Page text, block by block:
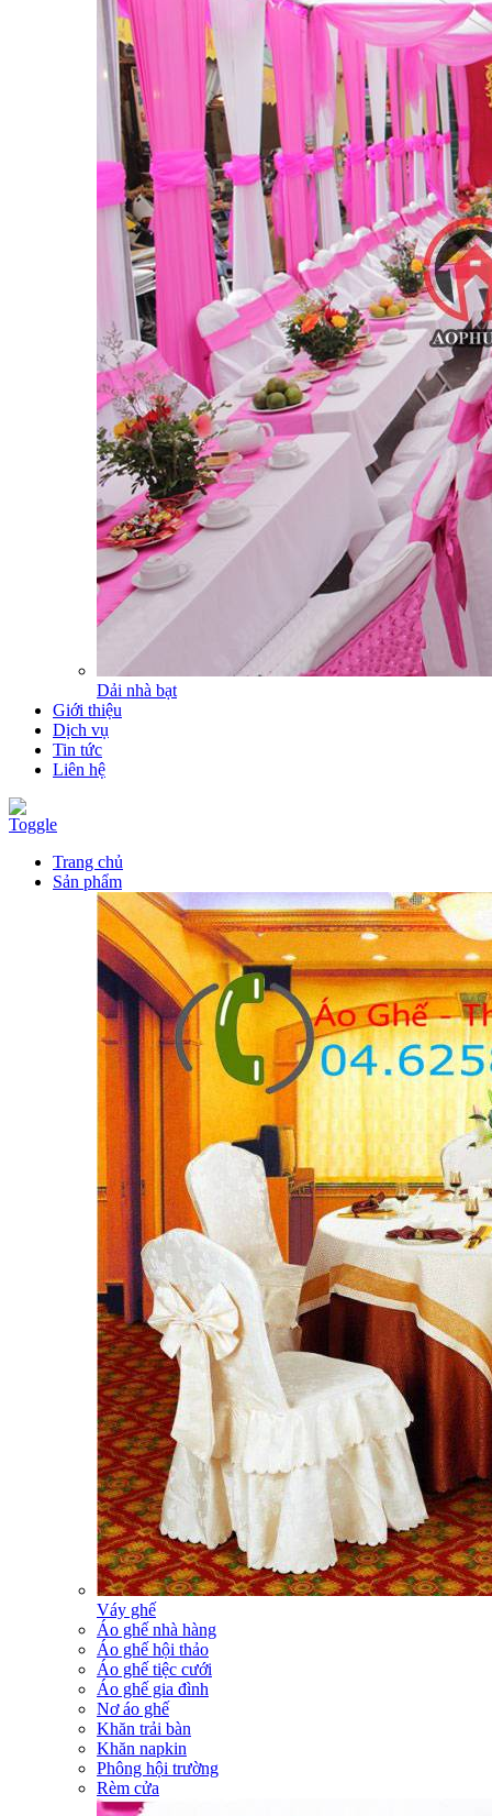
Dải nhà bạt
Giới thiệu
Dịch vụ
Tin tức
Liên hệ
Toggle
Trang chủ
Sản phẩm
Váy ghế
Áo ghế nhà hàng
Áo ghế hội thảo
Áo ghế tiệc cưới
Áo ghế gia đình
Nơ áo ghế
Khăn trải bàn
Khăn napkin
Phông hội trường
Rèm cửa